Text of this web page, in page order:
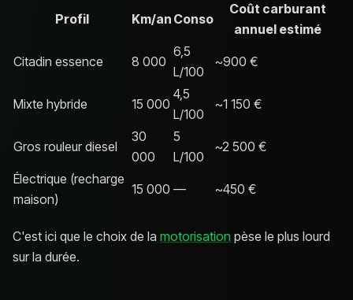
Profil Km/an Conso
Coût carburant
annuel estimé
Citadin essence 8 000
6,5
L/100
~900 €
Mixte hybride 15 000
4,5
L/100
~1 150 €
Gros rouleur diesel
30
000
5
L/100
~2 500 €
Électrique (recharge
maison)
15 000 — ~450 €
C'est ici que le choix de la motorisation pèse le plus lourd
sur la durée.